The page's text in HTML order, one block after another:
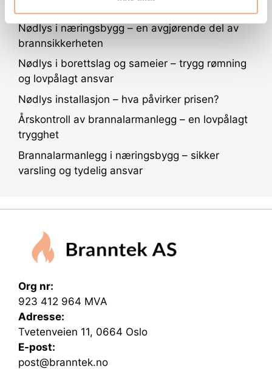
Nødlys i næringsbygg – en avgjørende del av
brannsikkerheten
Nødlys i borettslag og sameier – trygg rømning
og lovpålagt ansvar
Nødlys installasjon – hva påvirker prisen?
Årskontroll av brannalarmanlegg – en lovpålagt
trygghet
Brannalarmanlegg i næringsbygg – sikker
varsling og tydelig ansvar
Org nr:
923 412 964 MVA
Adresse:
Tvetenveien 11, 0664 Oslo
E-post:
post@branntek.no